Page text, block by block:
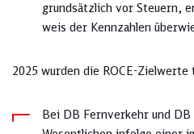
grundsätzlich vor Steuern,
weis der Kennzahlen
2025 wurden die ROCE-Zielwerte
Bei DB Fernverkehr und DB